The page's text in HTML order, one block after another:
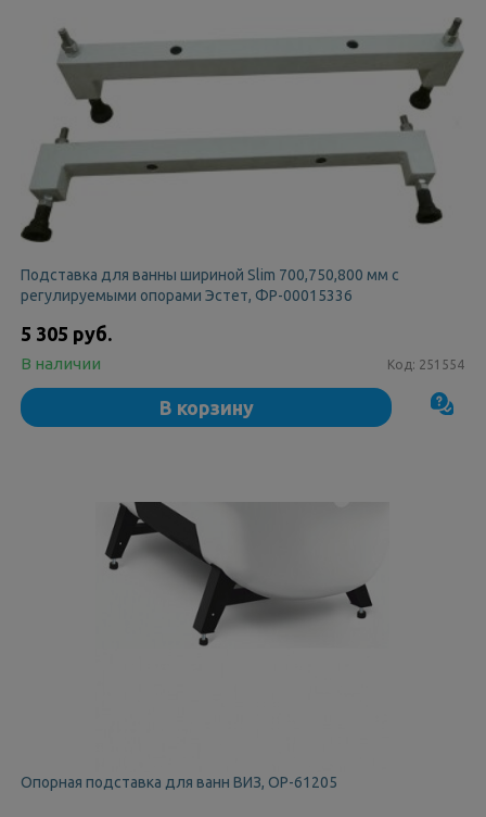
Подставка для ванны шириной Slim 700,750,800 мм с
регулируемыми опорами Эстет, ФР-00015336
5 305 руб.
В наличии Код: 251554
В корзину
Опорная подставка для ванн ВИЗ, ОР-61205